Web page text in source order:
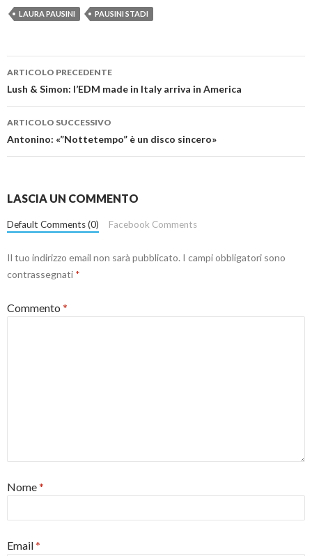
LAURA PAUSINI PAUSINI STADI
Navigazione
articolo
ARTICOLO PRECEDENTE
Lush & Simon: l’EDM made in Italy arriva in America
ARTICOLO SUCCESSIVO
Antonino: «”Nottetempo” è un disco sincero»
LASCIA UN COMMENTO
Default Comments (0) Facebook Comments
Il tuo indirizzo email non sarà pubblicato. I campi obbligatori sono
contrassegnati *
Commento *
Nome*
Email*